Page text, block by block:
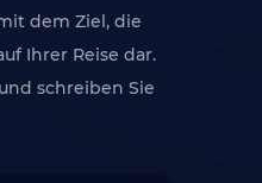
dem Ziel, die
Ihrer Reise dar.
schreiben Sie